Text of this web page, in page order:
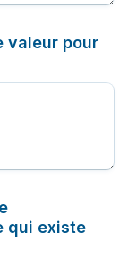
valeur pour
qui existe